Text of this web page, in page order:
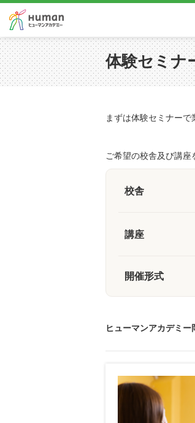
体験セミナ
まずは体験セミナー
ご希望の校舎及び講座
校舎
講座
開催形式
ヒューマンアカデミー